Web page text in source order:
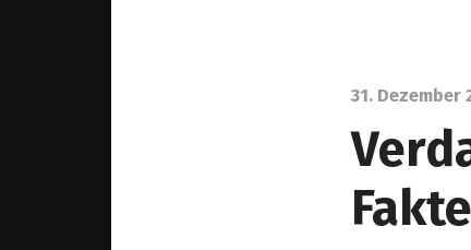
31. Dezember